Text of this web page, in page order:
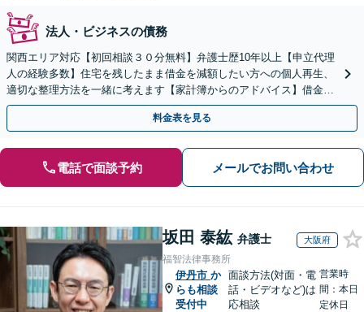
法人・ビジネスの債務
関西エリア対応【初回相談３０分無料】弁護士歴10年以上【申立代理
人の経験多数】住宅を残したまま借金を減額したい方への個人再生、
適切な整理方法を一緒に考えます【家計簿からのアドバイス】借金を
繰り返さない生活再建を目指しましょう。
料金表を見る
電話で面談予約 メールでお問い合わせ
坂田 泰紘 弁護士 大阪府
福智法律事務所
伊丹市 か
らも相談
受付中
面談方法(対面・電
話・ビデオなど)は
応相談
営業時
間：本日
定休日